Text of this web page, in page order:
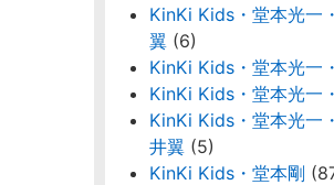
KinKi Kids・堂本光一
翼 (6)
KinKi Kids・堂本光一
KinKi Kids・堂本光一
KinKi Kids・堂本光一
井翼 (5)
KinKi Kids・堂本剛